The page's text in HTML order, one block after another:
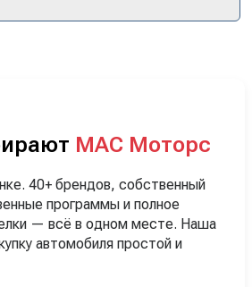
своего дела!
МАС Моторс
40+ брендов, собственный
программы и полное
— всё в одном месте. Наша
автомобиля простой и